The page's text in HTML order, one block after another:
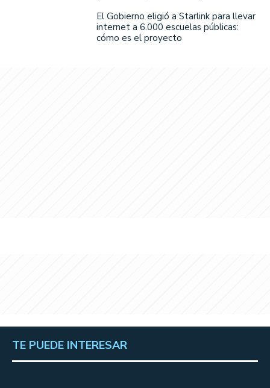
El Gobierno eligió a Starlink para llevar
internet a 6.000 escuelas públicas:
cómo es el proyecto
TE PUEDE INTERESAR